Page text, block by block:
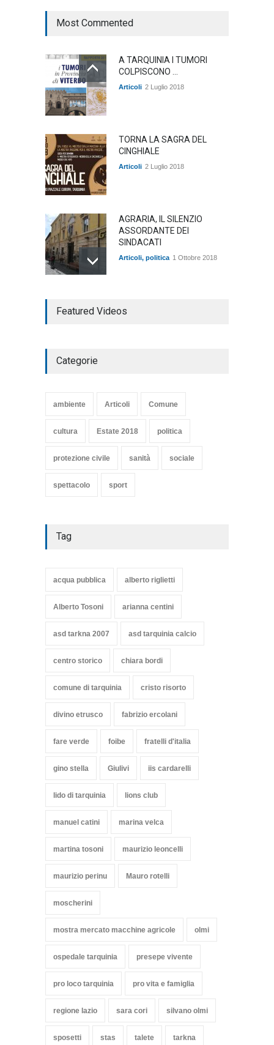
Most Commented
A TARQUINIA I TUMORI
COLPISCONO ...
Articoli 2 Luglio 2018
TORNA LA SAGRA DEL
CINGHIALE
Articoli 2 Luglio 2018
AGRARIA, IL SILENZIO
ASSORDANTE DEI
SINDACATI
Articoli, politica 1 Ottobre 2018
COMMEDIA"
TARQUINIA
Featured Videos
Categorie
ambiente Articoli Comune
cultura Estate 2018 politica
protezione civile sanità sociale
spettacolo sport
Tag
acqua pubblica alberto riglietti
Alberto Tosoni arianna centini
asd tarkna 2007 asd tarquinia calcio
centro storico chiara bordi
comune di tarquinia cristo risorto
divino etrusco fabrizio ercolani
fare verde foibe fratelli d'italia
gino stella Giulivi iis cardarelli
lido di tarquinia lions club
manuel catini marina velca
martina tosoni maurizio leoncelli
maurizio perinu Mauro rotelli
moscherini
mostra mercato macchine agricole olmi
ospedale tarquinia presepe vivente
pro loco tarquinia pro vita e famiglia
regione lazio sara cori silvano olmi
sposetti stas talete tarkna